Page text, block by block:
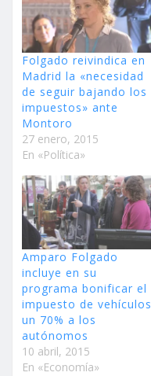
Folgado reivindica en
Madrid la «necesidad
de seguir bajando los
impuestos» ante
Montoro
27 enero, 2015
En «Política»
Amparo Folgado
incluye en su
programa bonificar el
impuesto de vehículos
un 70% a los
autónomos
10 abril, 2015
En «Economía»